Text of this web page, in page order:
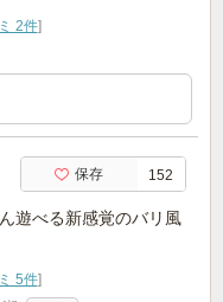
2件]
保存 152
遊べる新感覚のバリ風
5件]